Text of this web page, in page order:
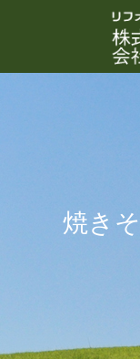
焼き